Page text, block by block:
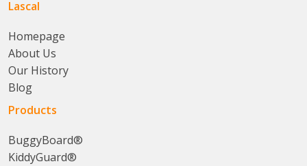
Lascal
Homepage
About Us
Our History
Blog
Products
BuggyBoard®
KiddyGuard®